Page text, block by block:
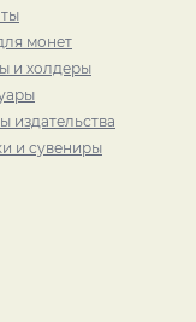
монет
и холдеры
издательства
и сувениры